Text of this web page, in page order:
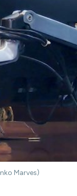
Marves)